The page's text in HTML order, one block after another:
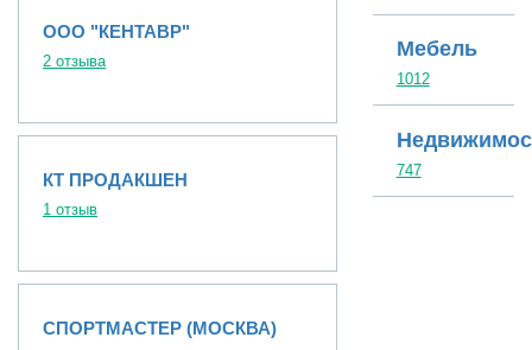
ООО "КЕНТАВР"
2 отзыва
КТ ПРОДАКШЕН
1 отзыв
СПОРТМАСТЕР (МОСКВА)
Мебель
1012
747